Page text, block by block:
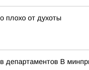
плохо от духоты
В